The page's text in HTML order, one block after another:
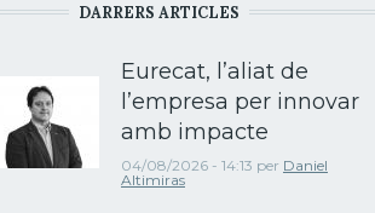
DARRERS ARTICLES
Eurecat, l’aliat de
l’empresa per innovar
amb impacte
04/08/2026 - 14:13 per Daniel
Altimiras